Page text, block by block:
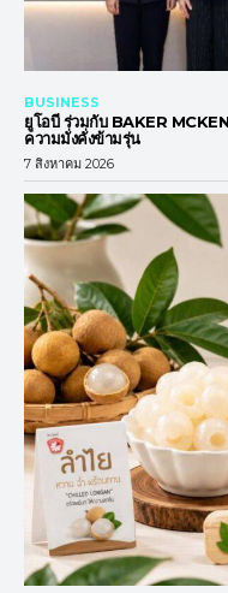
BUSINESS
ยูโอบี ร่วมกับ BAKER
ความมั่งคั่งข้ามรุ่น
7 สิงหาคม 2026